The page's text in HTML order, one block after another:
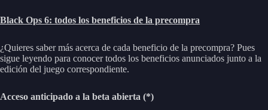
Black Ops 6: todos los beneficios de la precompra
¿Quieres saber más acerca de cada beneficio de la precompra? Pues
sigue leyendo para conocer todos los beneficios anunciados junto a la
edición del juego correspondiente.
Acceso anticipado a la beta abierta (*)